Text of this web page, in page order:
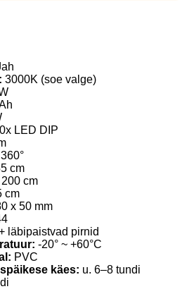
3000K (soe valge)
LED DIP
360°
cm
200 cm
cm
x 50 mm
läbipaistvad pirnid
-20° ~ +60°C
PVC
käes: u. 6–8 tundi